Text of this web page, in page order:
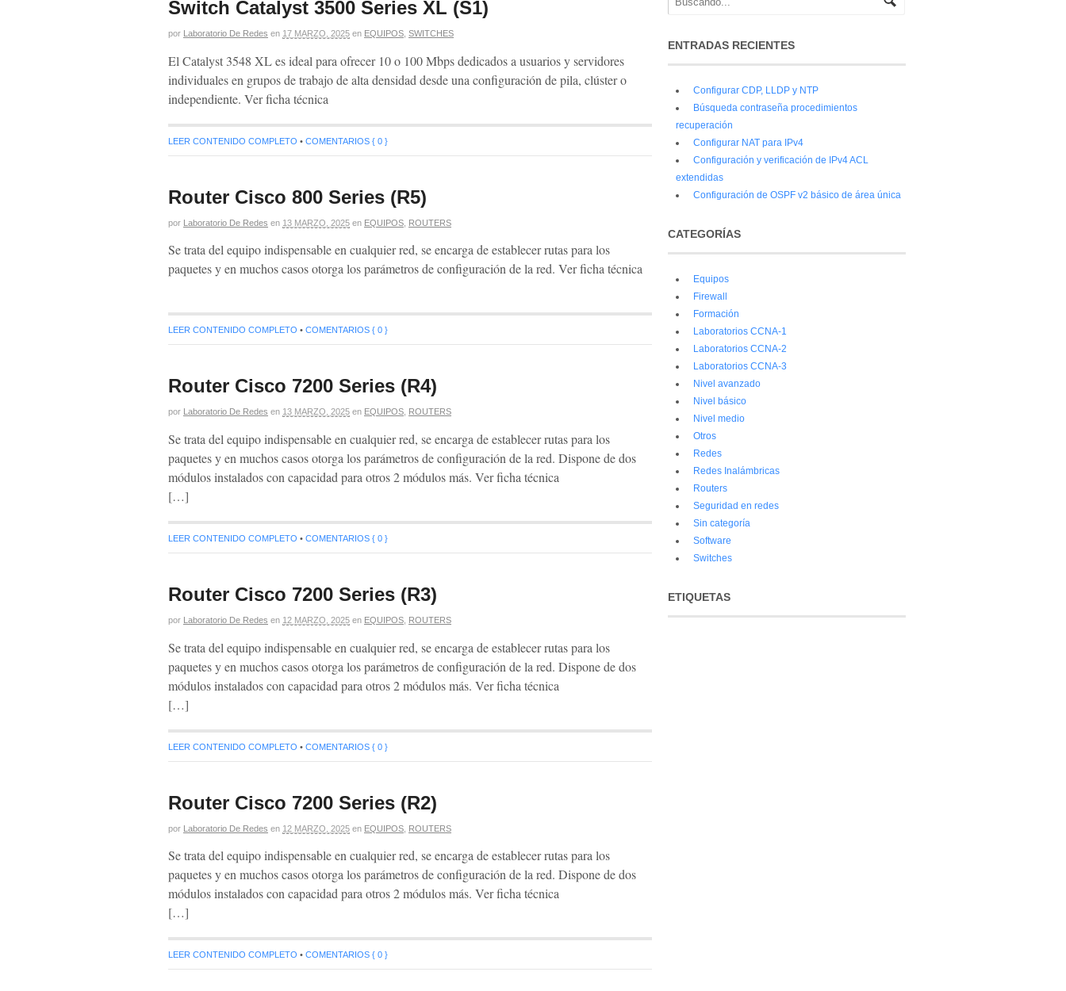
Switch Catalyst 3500 Series XL (S1)
por Laboratorio De Redes en 17 MARZO, 2025 en EQUIPOS SWITCHES
El Catalyst 3548 XL es ideal para ofrecer 10 o 100 Mbps dedicados a usuarios y servidores
individuales en grupos de trabajo de alta densidad desde una configuración de pila, clúster o
independiente. Ver ficha técnica
LEER CONTENIDO COMPLETO • COMENTARIOS { 0 }
Router Cisco 800 Series (R5)
por Laboratorio De Redes en 13 MARZO, 2025 en EQUIPOS ROUTERS
Se trata del equipo indispensable en cualquier red, se encarga de establecer rutas para los
paquetes y en muchos casos otorga los parámetros de configuración de la red. Ver ficha técnica
LEER CONTENIDO COMPLETO • COMENTARIOS { 0 }
Router Cisco 7200 Series (R4)
por Laboratorio De Redes en 13 MARZO, 2025 en EQUIPOS ROUTERS
Se trata del equipo indispensable en cualquier red, se encarga de establecer rutas para los
paquetes y en muchos casos otorga los parámetros de configuración de la red. Dispone de dos
módulos instalados con capacidad para otros 2 módulos más. Ver ficha técnica
[…]
LEER CONTENIDO COMPLETO • COMENTARIOS { 0 }
Router Cisco 7200 Series (R3)
por Laboratorio De Redes en 12 MARZO, 2025 en EQUIPOS ROUTERS
Se trata del equipo indispensable en cualquier red, se encarga de establecer rutas para los
paquetes y en muchos casos otorga los parámetros de configuración de la red. Dispone de dos
módulos instalados con capacidad para otros 2 módulos más. Ver ficha técnica
[…]
LEER CONTENIDO COMPLETO • COMENTARIOS { 0 }
Router Cisco 7200 Series (R2)
por Laboratorio De Redes en 12 MARZO, 2025 en EQUIPOS ROUTERS
Se trata del equipo indispensable en cualquier red, se encarga de establecer rutas para los
paquetes y en muchos casos otorga los parámetros de configuración de la red. Dispone de dos
módulos instalados con capacidad para otros 2 módulos más. Ver ficha técnica
[…]
LEER CONTENIDO COMPLETO • COMENTARIOS { 0 }
ENTRADAS RECIENTES
Configurar CDP, LLDP y NTP
Búsqueda contraseña procedimientos
recuperación
Configurar NAT para IPv4
Configuración y verificación de IPv4 ACL
extendidas
Configuración de OSPF v2 básico de área única
CATEGORÍAS
Equipos
Firewall
Formación
Laboratorios CCNA-1
Laboratorios CCNA-2
Laboratorios CCNA-3
Nivel avanzado
Nivel básico
Nivel medio
Otros
Redes
Redes Inalámbricas
Routers
Seguridad en redes
Sin categoría
Software
Switches
ETIQUETAS